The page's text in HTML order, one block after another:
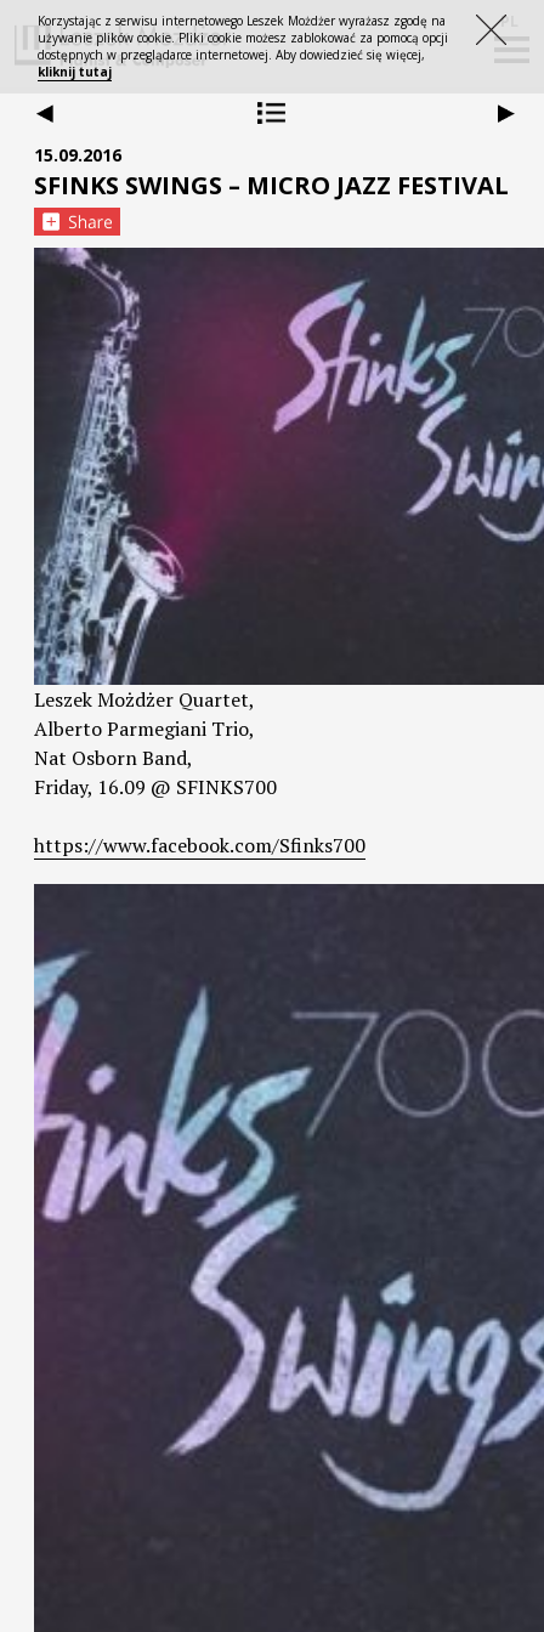
TOUR
UPCOMING
PAST
ABOUT
BIOGRAPHY
PROJECTS
PRESS
ESSAYS
SHOP
DISCOGRAPHY
SOLO
COLLABORATIONS
SOUNDTRACKS
SHOP
MEDIA
PHOTOS
VIDEOS
SHOP
CONTACT
SHOP
PL
15.09.2016
SFINKS SWINGS – MICRO JAZZ FESTIVAL
Leszek Możdżer Quartet,
Alberto Parmegiani Trio,
Nat Osborn Band,
Friday, 16.09 @ SFINKS700
https://www.facebook.com/Sfinks700
Korzystając z serwisu internetowego Leszek Możdżer wyrażasz zgodę na
używanie plików cookie. Pliki cookie możesz zablokować za pomocą opcji
dostępnych w przeglądarce internetowej. Aby dowiedzieć się więcej,
kliknij tutaj